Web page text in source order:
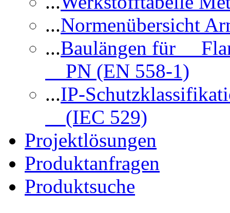
...Normenübersicht
...Baulängen für
PN (EN 558-1)
...IP-
(IEC 529)
Projektlösungen
Produktanfragen
Produktsuche